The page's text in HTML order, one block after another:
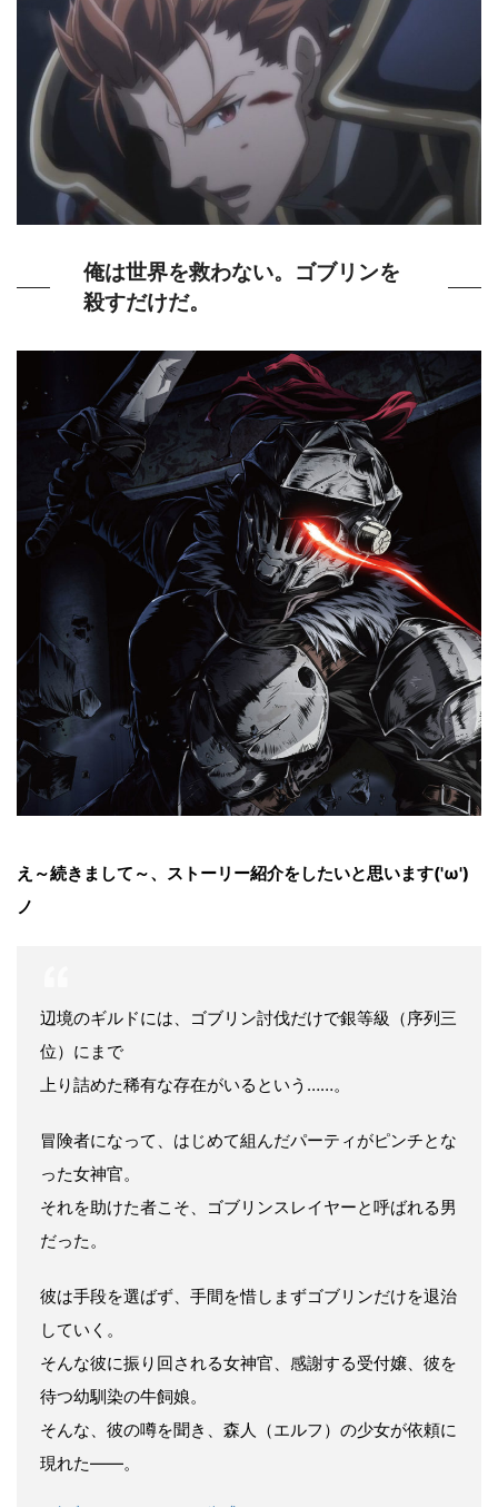
俺は世界を救わない。ゴブリンを
殺すだけだ。
え～続きまして～、ストーリー紹介をしたいと思います('ω')
ノ
辺境のギルドには、ゴブリン討伐だけで銀等級（序列三
位）にまで
上り詰めた稀有な存在がいるという……。
冒険者になって、はじめて組んだパーティがピンチとな
った女神官。
それを助けた者こそ、ゴブリンスレイヤーと呼ばれる男
だった。
彼は手段を選ばず、手間を惜しまずゴブリンだけを退治
していく。
そんな彼に振り回される女神官、感謝する受付嬢、彼を
待つ幼馴染の牛飼娘。
そんな、彼の噂を聞き、森人（エルフ）の少女が依頼に
現れた――。